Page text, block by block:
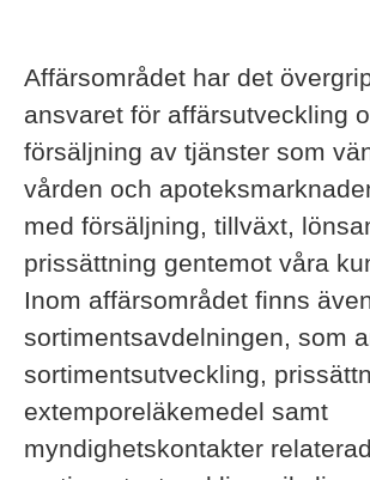
Affärsområdet har det
ansvaret för affärsutveckling
försäljning av tjänster som
vården och
med försäljning, tillväxt,
prissättning gentemot våra
Inom affärsområdet finns
sortimentsavdelningen, som
sortimentsutveckling,
extemporeläkemedel samt
myndighetskontakter